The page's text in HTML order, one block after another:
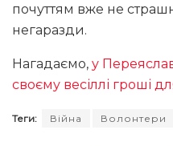
почуттям вже не
негаразди.
Нагадаємо, у
своєму весіллі гроші
Теги: Війна Волонтери